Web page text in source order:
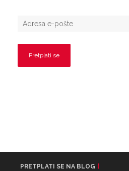
PRETPLATI SE NA BLOG